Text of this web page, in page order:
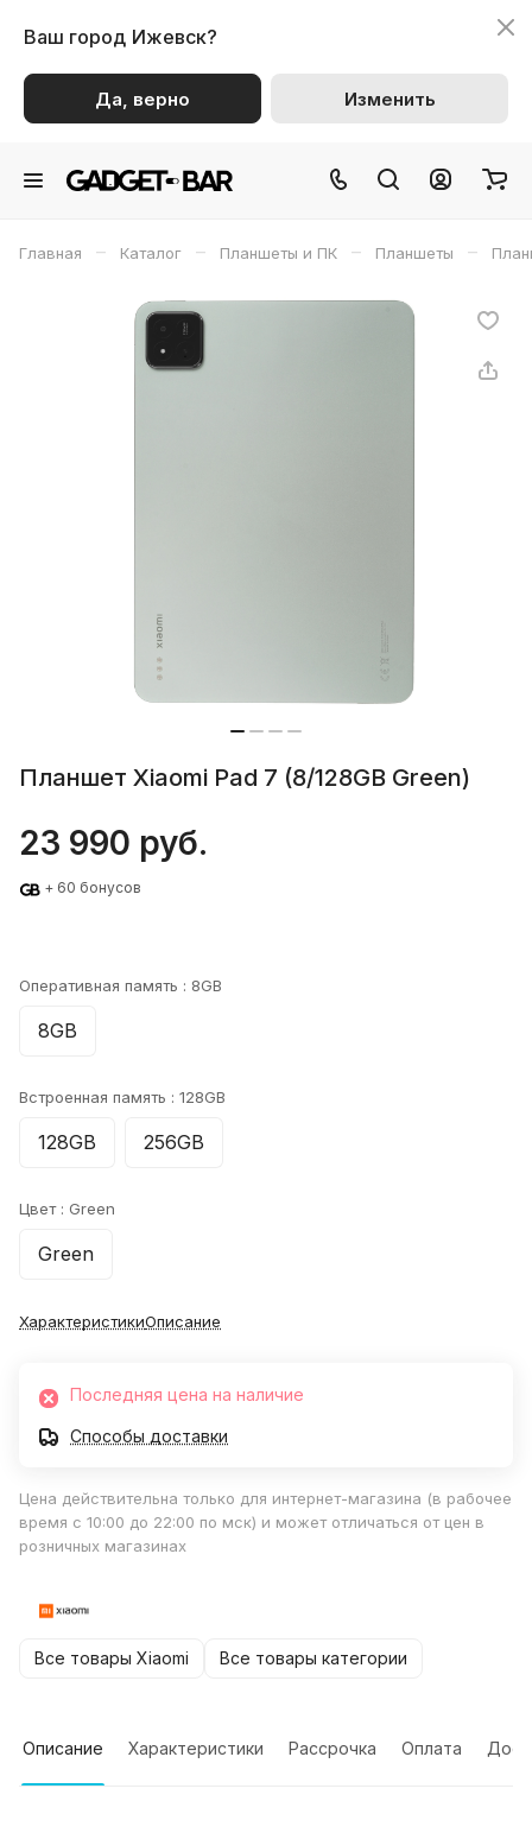
Ваш город Ижевск?
Да, верно Изменить
Главная – Каталог – Планшеты и ПК – Планшеты –
Планшет Xiaomi Pad 7 (8/128GB Green)
23 990 руб.
+ 60 бонусов
Оперативная память : 8GB
8GB
Встроенная память : 128GB
128GB 256GB
Цвет : Green
Green
ХарактеристикиОписание
Последняя цена на наличие
Способы доставки
Цена действительна только для интернет-магазина (в рабочее
время с 10:00 до 22:00 по мск) и может отличаться от цен в
розничных магазинах
Все товары Xiaomi Все товары категории
Описание Характеристики Рассрочка Оплата